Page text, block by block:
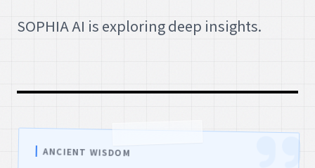
SOPHIA AI is exploring deep insights.
ANCIENT WISDOM